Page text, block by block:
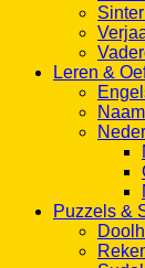
Leren &
Puzzels &